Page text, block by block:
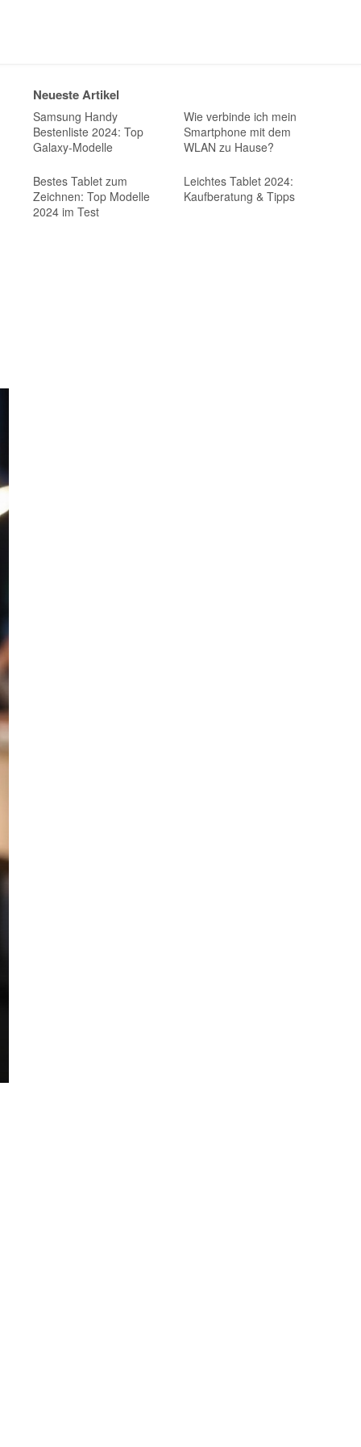
Neueste Artikel
Samsung Handy
Bestenliste 2024: Top
Galaxy-Modelle
Wie verbinde ich mein
Smartphone mit dem
WLAN zu Hause?
Bestes Tablet zum
Zeichnen: Top Modelle
2024 im Test
Leichtes Tablet 2024:
Kaufberatung & Tipps